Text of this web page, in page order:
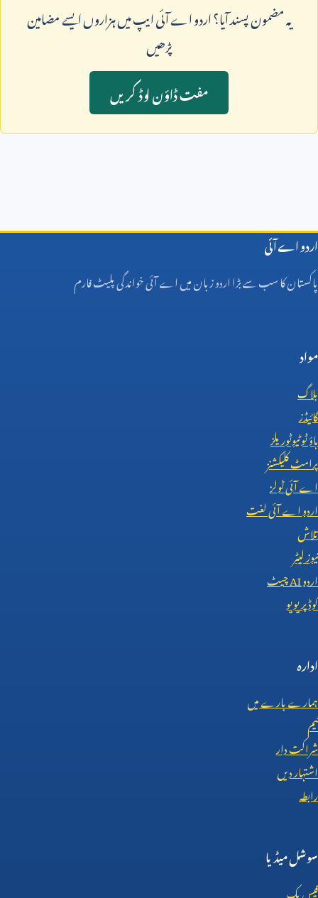
يہ مضمون پسند آيا؟ اردو اے آئی ايپ ميں ہزاروں ايسے مضامين
پڑھيں
مفت ڈاؤن لوڈ کريں
اردو اے آئی
پاکستان کا سب سے بڑا اردو زبان میں اے آئی خواندگی پلیٹ فارم
مواد
بلاگ
گائیڈز
ہاؤ ٹو ٹیوٹوریلز
پرامٹ کلیکشنز
اے آئی ٹولز
اردو اے آئی لغت
تلاش
نیوز لیٹر
اردوAIچیٹ
کوڈ پریویو
ادارہ
ہمارے بارے میں
ٹیم
شراکت دار
اشتہار دیں
رابطہ
سوشل میڈیا
فیس بک